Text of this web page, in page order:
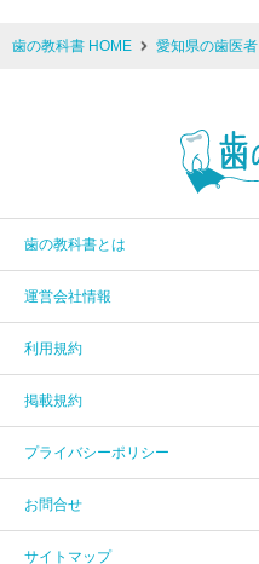
歯の教科書 HOME 愛知県の歯医者
歯の教科書とは
運営会社情報
利用規約
掲載規約
プライバシーポリシー
お問合せ
サイトマップ